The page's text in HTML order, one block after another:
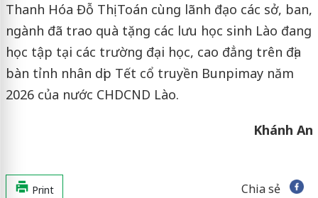
Thanh Hóa Đỗ Thị Toán cùng lãnh đạo các sở, ban,
ngành đã trao quà tặng các lưu học sinh Lào đang
học tập tại các trường đại học, cao đẳng trên địa
bàn tỉnh nhân dịp Tết cổ truyền Bunpimay năm
2026 của nước CHDCND Lào.
Khánh An
Print Chia sẻ